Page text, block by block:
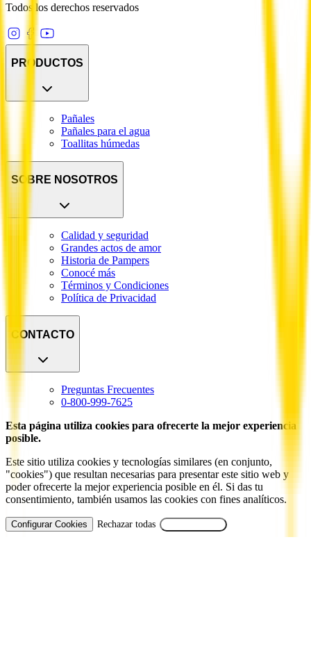
Todos los derechos reservados
PRODUCTOS
Pañales
Pañales para el agua
Toallitas húmedas
SOBRE NOSOTROS
Calidad y seguridad
Grandes actos de amor
Historia de Pampers
Conocé más
Términos y Condiciones
Política de Privacidad
CONTACTO
Preguntas Frecuentes
0-800-999-7625
Esta página utiliza cookies para ofrecerte la mejor experiencia
posible.
Este sitio utiliza cookies y tecnologías similares (en conjunto,
"cookies") que resultan necesarias para presentar este sitio web y
poder ofrecerte la mejor experiencia posible en él. Si das tu
consentimiento, también usamos las cookies con fines analíticos.
Configurar Cookies Rechazar todas